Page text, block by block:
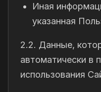
Иная
указанная
2.2. Данные,
автоматически в
использования